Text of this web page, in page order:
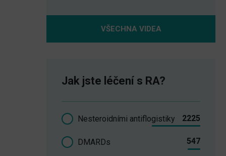
VŠECHNA VIDEA
Jak jste léčení s RA?
Nesteroidními antiflogistiky 2225
DMARDs 547